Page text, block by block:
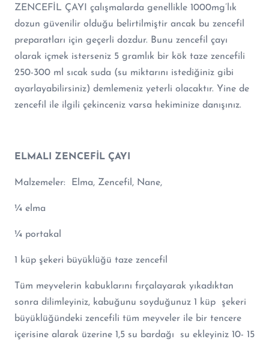
ZENCEFİL ÇAYI çalışmalarda genellikle 1000mg’lık
dozun güvenilir olduğu belirtilmiştir ancak bu zencefil
preparatları için geçerli dozdur. Bunu zencefil çayı
olarak içmek isterseniz 5 gramlık bir kök taze zencefili
250-300 ml sıcak suda (su miktarını istediğiniz gibi
ayarlayabilirsiniz) demlemeniz yeterli olacaktır. Yine de
zencefil ile ilgili çekinceniz varsa hekiminize danışınız.
ELMALI ZENCEFİL ÇAYI
Malzemeler: Elma, Zencefil, Nane,
¼ elma
¼ portakal
1 küp şekeri büyüklüğü taze zencefil
Tüm meyvelerin kabuklarını fırçalayarak yıkadıktan
sonra dilimleyiniz, kabuğunu soyduğunuz 1 küp şekeri
büyüklüğündeki zencefili tüm meyveler ile bir tencere
içerisine alarak üzerine 1,5 su bardağı su ekleyiniz 10- 15